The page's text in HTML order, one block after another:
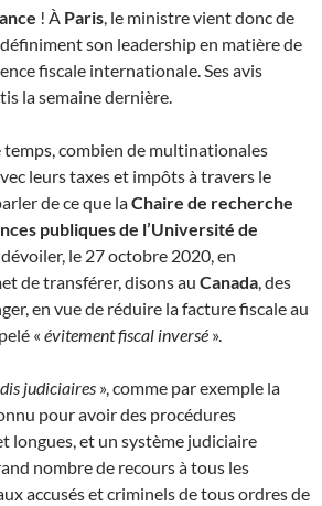
! À Paris, le ministre vient donc de
son leadership en matière de
fiscale internationale. Ses avis
la semaine dernière.
temps, combien de multinationales
leurs taxes et impôts à travers le
de ce que laChaire de recherche
publiques de l’Université de
le 27 octobre 2020, en
de transférer, disons au Canada, des
en vue de réduire la facture fiscale au
« évitement fiscal inversé ».
judiciaires », comme par exemple la
pour avoir des procédures
longues, et un système judiciaire
nombre de recours à tous les
accusés et criminels de tous ordres de